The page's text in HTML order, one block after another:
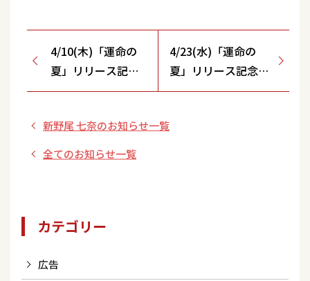
4/10(木)「運命の
夏」リリース記念
ミニライブキャン
【LIVE HOUSE
SHIBUYA ONE5/東
4/23(水)「運命の
夏」リリース記念ミ
ニライブキャンペー
メローペ広場/埼玉
新野尾 七奈のお知らせ一覧
全てのお知らせ一覧
カテゴリー
広告